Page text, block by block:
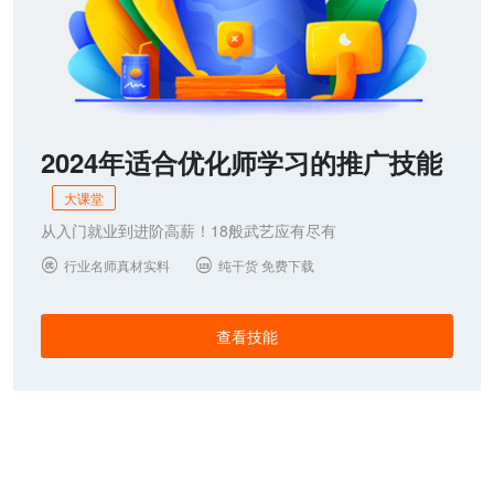
2024年适合优化师学习的推广技能
大课堂
从入门就业到进阶高薪！18般武艺应有尽有
 行业名师真材实料  纯干货 免费下载
查看技能